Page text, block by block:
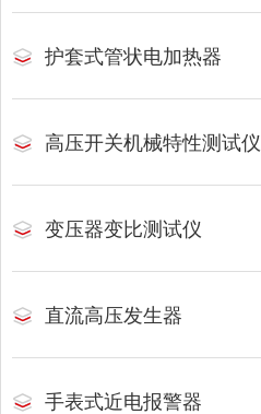
护套式管状电加热器
高压开关机械特性测试仪
变压器变比测试仪
直流高压发生器
手表式近电报警器